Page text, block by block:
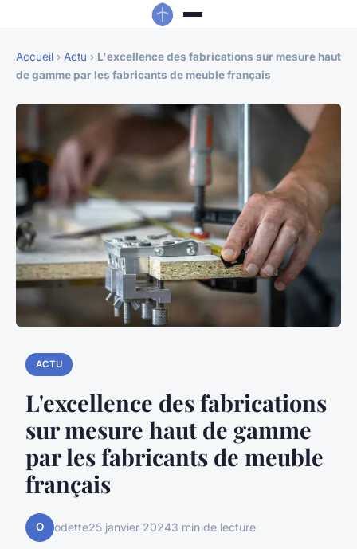
Accueil › Actu › L'excellence des fabrications sur mesure haut
de gamme par les fabricants de meuble français
ACTU
L'excellence des fabrications
sur mesure haut de gamme
par les fabricants de meuble
français
O odette25 janvier 20243 min de lecture